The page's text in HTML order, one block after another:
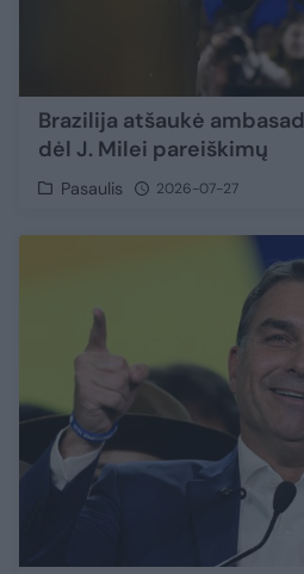
Brazilija atšaukė
dėl J. Milei pareiškimų
Pasaulis 2026-07-27